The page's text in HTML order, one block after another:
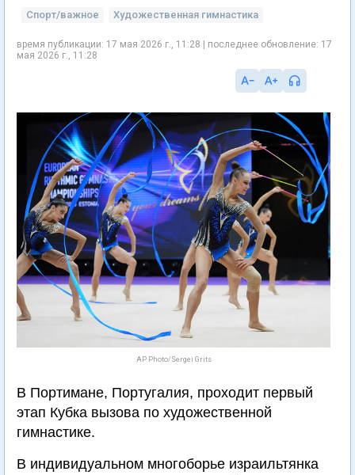
Спорт/важное Художественная гимнастика
время публикации: 17 мая 2026 г., 11:28 | последнее обновление: 17
мая 2026 г., 11:28
AP Photo/Sergei Grits
В Портимане, Португалия, проходит первый
этап Кубка вызова по художественной
гимнастике.
В индивидуальном многоборье израильтянка